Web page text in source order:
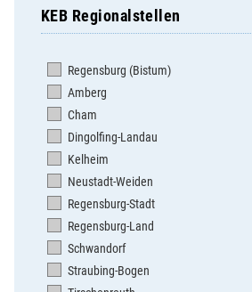
Aiterhofen, St. Margareta
Allkofen (Expositur), St. Michael
Ascha, Mariä Himmelfahrt
Ascholtshausen, Unsere Liebe Frau
Atting, Mariä Himmelfahrt
Bogen, St. Florian
Bogenberg, Hl.Kreuz / M. Himmelfahrt
Elisabethszell, St. Elisabeth
Falkenfels, St. Josef
Feldkirchen, St. Laurentius
Geiselhöring, St. Peter
KEB Regionalstellen
Regensburg (Bistum)
Amberg
Cham
Dingolfing-Landau
Kelheim
Neustadt-Weiden
Regensburg-Stadt
Regensburg-Land
Schwandorf
Straubing-Bogen